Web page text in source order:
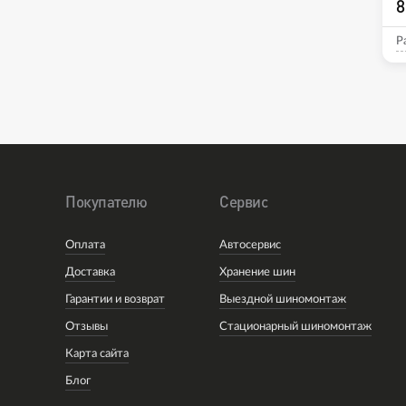
Покупателю
Оплата
Доставка
Гарантии и возврат
Отзывы
Карта сайта
Блог
Сервис
Автосервис
Хранение шин
Выездной шиномонтаж
Стационарный шиномонтаж